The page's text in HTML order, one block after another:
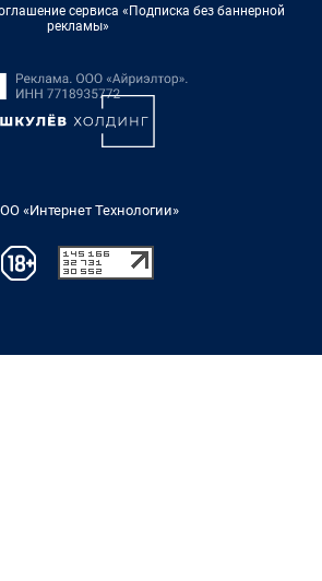
сервиса «Подписка без баннерной
рекламы»
«Интернет Технологии»